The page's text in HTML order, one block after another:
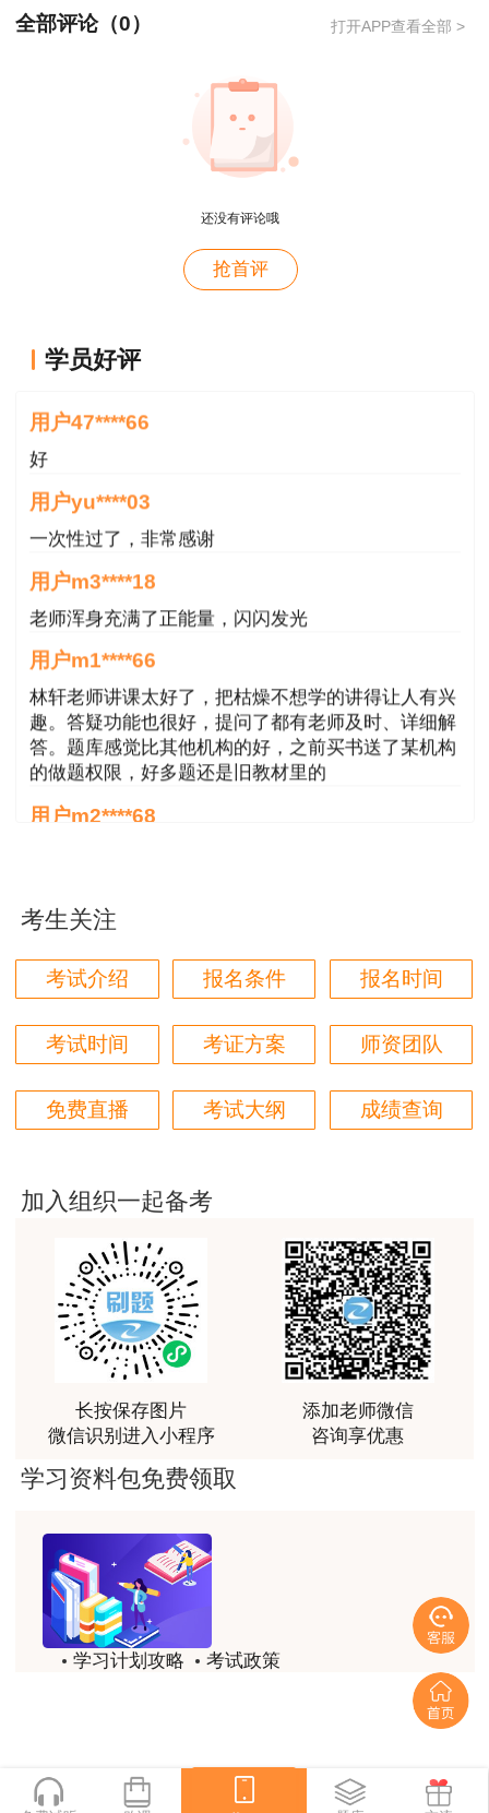
果不理想，最终结果分析评价落败。而方法实
程，方法实务稳稳的通过。
2022年，我再次开始了咨询工程师的备
师。分析评价最大的感悟就是开窍了，从来没
有觉得听课是一种享受，这是第一次，也是唯
一一次。这不仅仅是讲课，这是把生活揉进了
更好的理解与应用。
试的经典模式，基本上每个环节我都是跟着学
习。林轩老师上课没有多余的废话，直奔主
题，思路清晰，讲解的通俗易懂，从大兴机场
到包子铺，尤其是卖包子的例子贯穿了分析评
价的整个过程，也将我的零碎知识点串联起
识点不再枯燥无味，反而越读越通顺。这种感
觉真的很享受，没有任何心理负担去听课。
之前傻傻分不清核准和审核，但林轩老师
通过工作中的例子将知识点讲解清楚，我仿佛
打通了任督二脉，拨开云雾见月明，一下子豁
然开朗。在听习题班的时候，先复习整个脉络
真的是磨刀不误砍柴工。说到这里，突然想到
确答案是四个，但林轩老师说要是他的话就最
老师说如果让我过，我宁可是女人，当时我听
程，风趣幽默中让知识点深刻印在我的脑海。
继续咨询的考试，再次听林轩老师讲课水平又
后，估分是93分，最终考到90分，非常开心与
满足。我对自己的要求不算高，只要能远离及
格线一定安全距离就可以。
总之，感谢林轩老师，如果不是在2022年
开始听林轩老师的分析评价，说不定我还陷在
咨询的旋涡里面。感谢林轩老师，让我通过了
方法实务和分析评价，避免了重新再考的痛
全部评论（0） 打开APP查看全部 >
还没有评论哦
抢首评
学员好评
用户47****66
用户47****66
好
用户yu****03
一次性过了，非常感谢
用户m3****18
老师浑身充满了正能量，闪闪发光
用户m1****66
林轩老师讲课太好了，把枯燥不想学的讲得让人有兴
趣。答疑功能也很好，提问了都有老师及时、详细解
答。题库感觉比其他机构的好，之前买书送了某机构
的做题权限，好多题还是旧教材里的
用户m2****68
林轩老师讲得好，复杂的知识讲的深入浅出，能够听
得懂。简答题总结的也很到位。
用户m4****68
本门课程老师讲的很细致，每个章节都讲到位了。特
别是财务评价那个章节，深入浅出，强化训练，效果
很好。
用户m5****88
听他的课过的！
客户回复迅速，热心解答，购买体验很不错。
用户m2****88
讲得好
林老师讲得非常好！
用户m8****66
用户c2****r6
林轩老师是一个好老师，给我留下了深刻的影响
用户m1****88
冲着林轩老师过来买的课程，没时间学，就看了冲刺
林轩老师讲课实战型太强了，超级喜欢
考生关注
考试介绍 报名条件 报名时间
考试时间 考证方案 师资团队
免费直播 考试大纲 成绩查询
加入组织一起备考
长按保存图片
微信识别进入小程序
添加老师微信
咨询享优惠
学习资料包免费领取
学习计划攻略
考试政策